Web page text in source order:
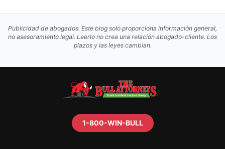
Publicidad de abogados. Este blog solo proporciona información general,
no asesoramiento legal. Leerlo no crea una relación abogado-cliente. Los
plazos y las leyes cambian.
1-800-WIN-BULL